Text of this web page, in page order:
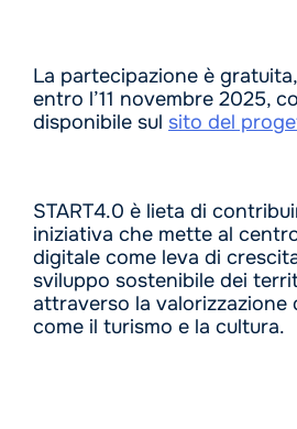
La partecipazione è
entro l’11 novembre 2025,
disponibile sul sito del
START4.0 è lieta di
iniziativa che mette al
digitale come leva di
sviluppo sostenibile dei
attraverso la valorizzazione
come il turismo e la cultura.